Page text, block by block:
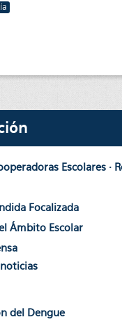
Escolares ·
Focalizada
Ámbito Escolar
del Dengue